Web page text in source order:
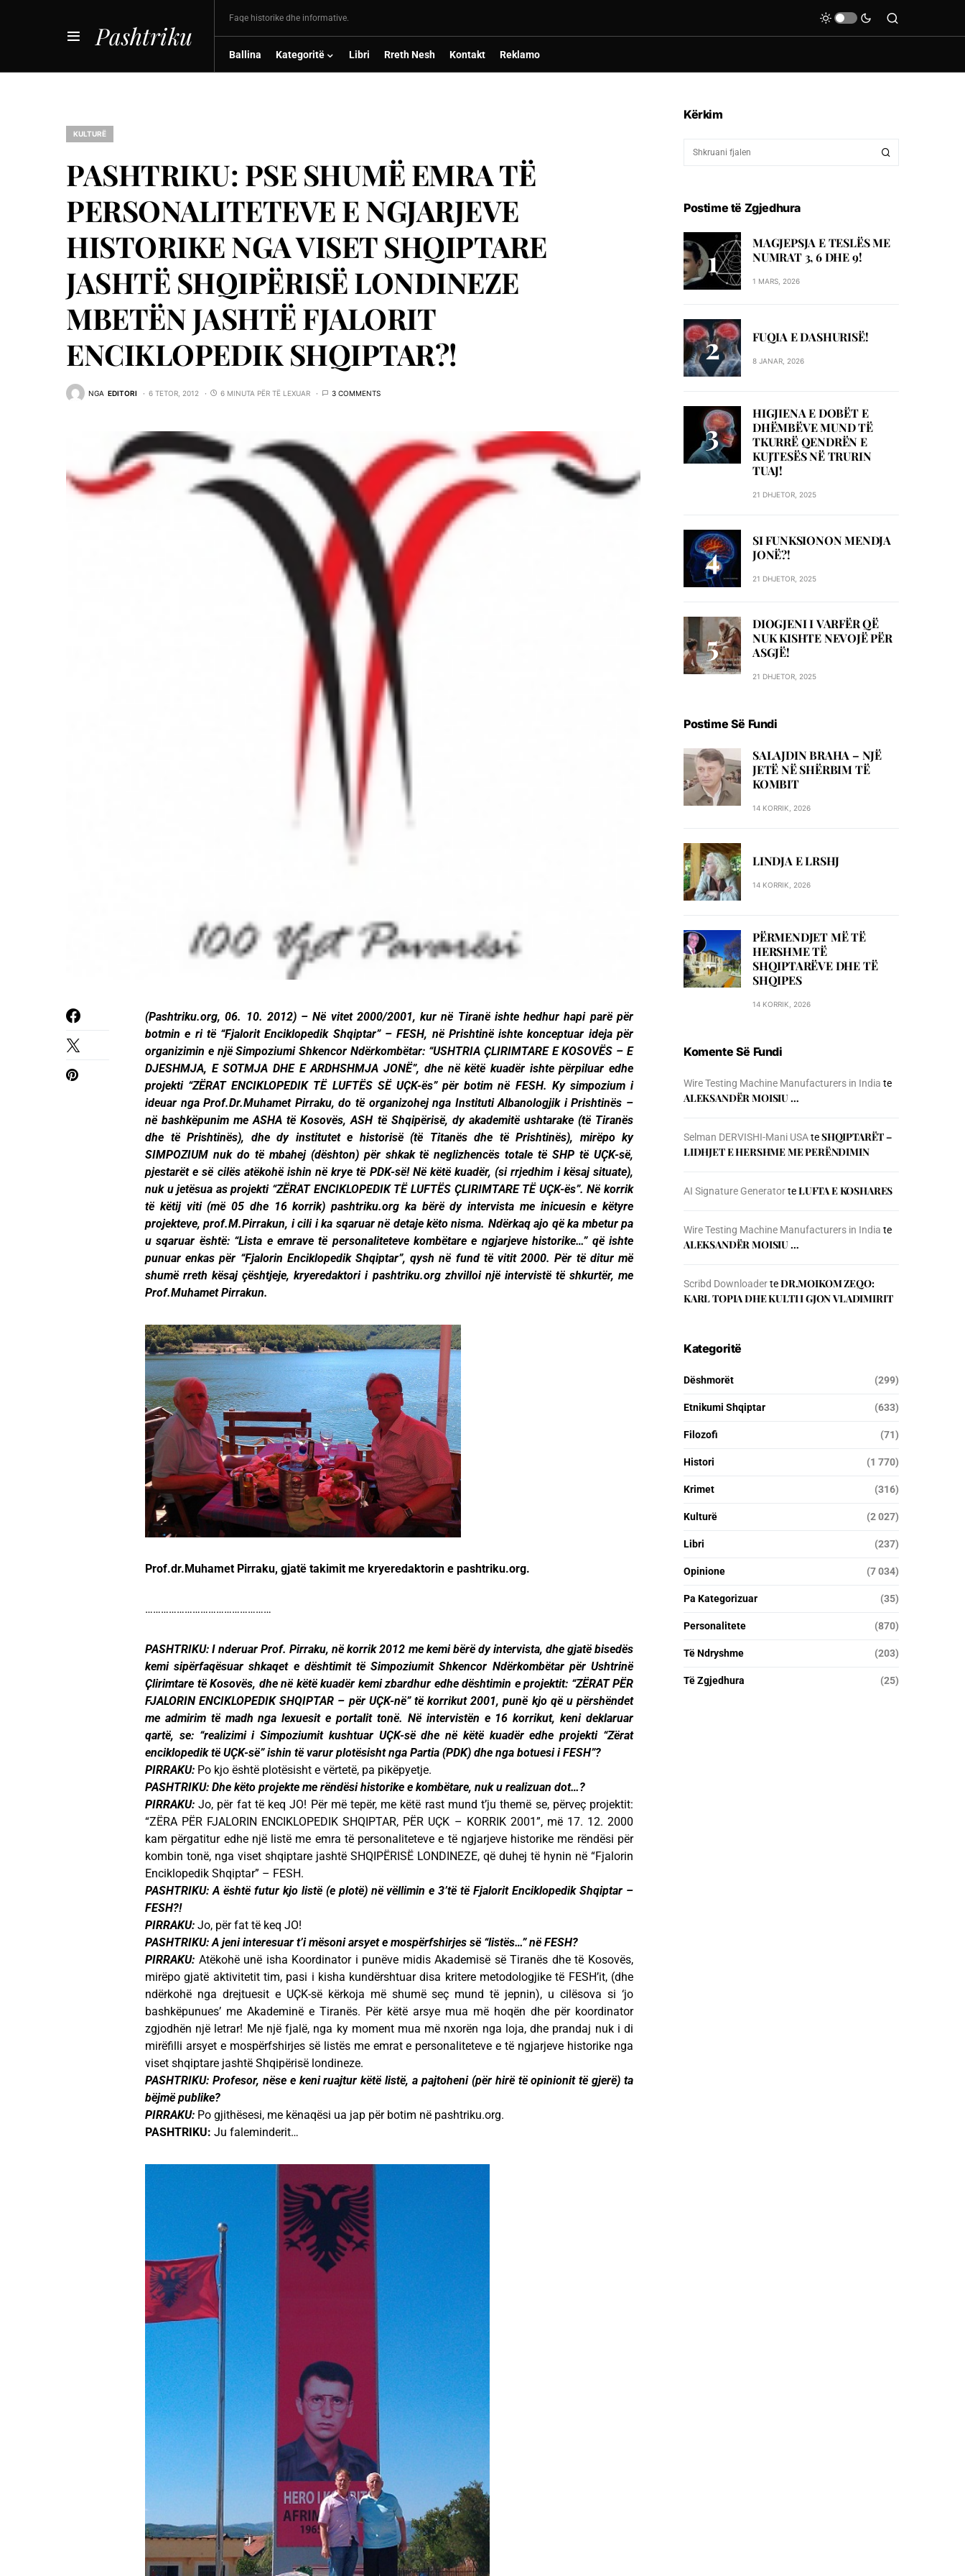
Pashtriku
Faqe historike dhe informative.
Ballina Kategoritë Libri Rreth Nesh Kontakt Reklamo
KULTURË
PASHTRIKU: PSE SHUMË EMRA TË
PERSONALITETEVE E NGJARJEVE
HISTORIKE NGA VISET SHQIPTARE
JASHTË SHQIPËRISË LONDINEZE
MBETËN JASHTË FJALORIT
ENCIKLOPEDIK SHQIPTAR?!
NGA EDITORI 6 TETOR, 2012 6 MINUTA PËR TË LEXUAR 3 COMMENTS
(Pashtriku.org, 06. 10. 2012) – Në vitet 2000/2001, kur në Tiranë ishte hedhur hapi parë për
botmin e ri të “Fjalorit Enciklopedik Shqiptar” – FESH, në Prishtinë ishte konceptuar ideja për
organizimin e një Simpoziumi Shkencor Ndërkombëtar: “USHTRIA ÇLIRIMTARE E KOSOVËS – E
DJESHMJA, E SOTMJA DHE E ARDHSHMJA JONË”, dhe në këtë kuadër ishte përpiluar edhe
projekti “ZËRAT ENCIKLOPEDIK TË LUFTËS SË UÇK-ës” për botim në FESH. Ky simpozium i
ideuar nga Prof.Dr.Muhamet Pirraku, do të organizohej nga Instituti Albanologjik i Prishtinës –
në bashkëpunim me ASHA të Kosovës, ASH të Shqipërisë, dy akademitë ushtarake (të Tiranës
dhe të Prishtinës), dhe dy institutet e historisë (të Titanës dhe të Prishtinës), mirëpo ky
SIMPOZIUM nuk do të mbahej (dështon) për shkak të neglizhencës totale të SHP të UÇK-së,
pjestarët e së cilës atëkohë ishin në krye të PDK-së! Në këtë kuadër, (si rrjedhim i kësaj situate),
nuk u jetësua as projekti “ZËRAT ENCIKLOPEDIK TË LUFTËS ÇLIRIMTARE TË UÇK-ës”. Në korrik
të këtij viti (më 05 dhe 16 korrik) pashtriku.org ka bërë dy intervista me inicuesin e këtyre
projekteve, prof.M.Pirrakun, i cili i ka sqaruar në detaje këto nisma. Ndërkaq ajo që ka mbetur pa
u sqaruar është: “Lista e emrave të personaliteteve kombëtare e ngjarjeve historike…” që ishte
punuar enkas për “Fjalorin Enciklopedik Shqiptar”, qysh në fund të vitit 2000. Për të ditur më
shumë rreth kësaj çështjeje, kryeredaktori i pashtriku.org zhvilloi një intervistë të shkurtër, me
Prof.Muhamet Pirrakun.
Prof.dr.Muhamet Pirraku, gjatë takimit me kryeredaktorin e pashtriku.org.
…………………………………………
PASHTRIKU: I nderuar Prof. Pirraku, në korrik 2012 me kemi bërë dy intervista, dhe gjatë bisedës
kemi sipërfaqësuar shkaqet e dështimit të Simpoziumit Shkencor Ndërkombëtar për Ushtrinë
Ҫlirimtare të Kosovës, dhe në këtë kuadër kemi zbardhur edhe dështimin e projektit: “ZËRAT PËR
FJALORIN ENCIKLOPEDIK SHQIPTAR – për UÇK-në” të korrikut 2001, punë kjo që u përshëndet
me admirim të madh nga lexuesit e portalit tonë. Në intervistën e 16 korrikut, keni deklaruar
qartë, se: “realizimi i Simpoziumit kushtuar UÇK-së dhe në këtë kuadër edhe projekti “Zërat
enciklopedik të UÇK-së” ishin të varur plotësisht nga Partia (PDK) dhe nga botuesi i FESH”?
PIRRAKU: Po kjo është plotësisht e vërtetë, pa pikëpyetje.
PASHTRIKU: Dhe këto projekte me rëndësi historike e kombëtare, nuk u realizuan dot…?
PIRRAKU: Jo, për fat të keq JO! Për më tepër, me këtë rast mund t’ju themë se, përveç projektit:
“ZËRA PËR FJALORIN ENCIKLOPEDIK SHQIPTAR, PËR UÇK – KORRIK 2001”, më 17. 12. 2000
kam përgatitur edhe një listë me emra të personaliteteve e të ngjarjeve historike me rëndësi për
kombin tonë, nga viset shqiptare jashtë SHQIPËRISË LONDINEZE, që duhej të hynin në “Fjalorin
Enciklopedik Shqiptar” – FESH.
PASHTRIKU: A është futur kjo listë (e plotë) në vëllimin e 3’të të Fjalorit Enciklopedik Shqiptar –
FESH?!
PIRRAKU: Jo, për fat të keq JO!
PASHTRIKU: A jeni interesuar t’i mësoni arsyet e mospërfshirjes së “listës…” në FESH?
PIRRAKU: Atëkohë unë isha Koordinator i punëve midis Akademisë së Tiranës dhe të Kosovës,
mirëpo gjatë aktivitetit tim, pasi i kisha kundërshtuar disa kritere metodologjike të FESH’it, (dhe
ndërkohë nga drejtuesit e UҪK-së kërkoja më shumë seç mund të jepnin), u cilësova si ‘jo
bashkëpunues’ me Akademinë e Tiranës. Për këtë arsye mua më hoqën dhe për koordinator
zgjodhën një letrar! Me një fjalë, nga ky moment mua më nxorën nga loja, dhe prandaj nuk i di
mirëfilli arsyet e mospërfshirjes së listës me emrat e personaliteteve e të ngjarjeve historike nga
viset shqiptare jashtë Shqipërisë londineze.
PASHTRIKU: Profesor, nëse e keni ruajtur këtë listë, a pajtoheni (për hirë të opinionit të gjerë) ta
bëjmë publike?
PIRRAKU: Po gjithësesi, me kënaqësi ua jap për botim në pashtriku.org.
PASHTRIKU: Ju faleminderit…
Kërkim
Postime të Zgjedhura
MAGJEPSJA E TESLËS ME
NUMRAT 3, 6 DHE 9!
1 MARS, 2026
FUQIA E DASHURISË!
8 JANAR, 2026
HIGJIENA E DOBËT E
DHËMBËVE MUND TË
TKURRË QENDRËN E
KUJTESËS NË TRURIN
TUAJ!
21 DHJETOR, 2025
SI FUNKSIONON MENDJA
JONË?!
21 DHJETOR, 2025
DIOGJENI I VARFËR QË
NUK KISHTE NEVOJË PËR
ASGJË!
21 DHJETOR, 2025
Postime Së Fundi
SALAJDIN BRAHA – NJЁ
JETЁ NЁ SHЁRBIM TЁ
KOMBIT
14 KORRIK, 2026
LINDJA E LRSHJ
14 KORRIK, 2026
PËRMENDJET MË TË
HERSHME TË
SHQIPTARËVE DHE TË
SHQIPES
14 KORRIK, 2026
Komente Së Fundi
Wire Testing Machine Manufacturers in India te
ALEKSANDËR MOISIU …
Selman DERVISHI-Mani USAteSHQIPTARËT –
LIDHJET E HERSHME ME PERËNDIMIN
AI Signature GeneratorteLUFTA E KOSHARES
Wire Testing Machine Manufacturers in India te
ALEKSANDËR MOISIU …
Scribd DownloaderteDR.MOIKOM ZEQO:
KARL TOPIA DHE KULTI I GJON VLADIMIRIT
Kategoritë
Dëshmorët (299)
Etnikumi Shqiptar (633)
Filozofi (71)
Histori (1 770)
Krimet (316)
Kulturë (2 027)
Libri (237)
Opinione (7 034)
Pa Kategorizuar (35)
Personalitete (870)
Të Ndryshme (203)
Të Zgjedhura (25)